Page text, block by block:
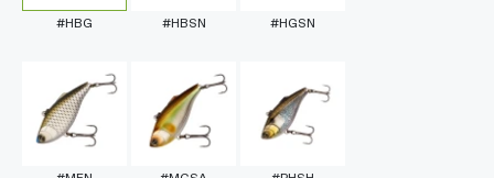
#HBG #HBSN #HGSN